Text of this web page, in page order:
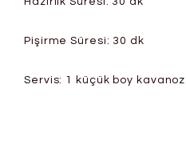
Pişirme Süresi: 30 dk
Servis: 1 küçük boy kavanoz